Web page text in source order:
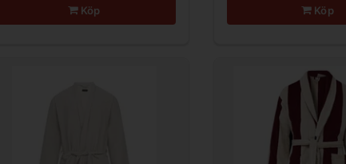
Köp Köp